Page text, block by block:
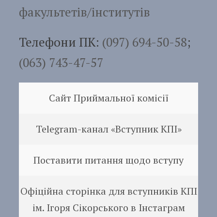
факультетів/інститутів
Телефони ПК: (097) 694-50-58;
(063) 743-47-57
Сайт Приймальної комісії
Telegram-канал «Вступник КПІ»
Поставити питання щодо вступу
Офіційна сторінка для вступників КПІ
ім. Ігоря Сікорського в Інстаграм